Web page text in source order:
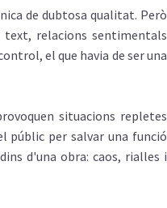
de dubtosa qualitat. Però
relacions sentimentals
el que havia de ser una
situacions repletes
públic per salvar una funció
d'una obra: caos, rialles i